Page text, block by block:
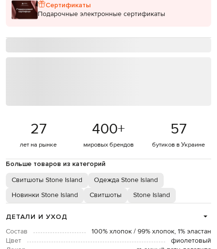
Сертификаты
Подарочные электронные сертификаты
27
лет на рынке
400+
мировых брендов
57
бутиков в Украине
Больше товаров из категорий
Свитшоты Stone Island
Одежда Stone Island
Новинки Stone Island
Свитшоты Stone Island
ДЕТАЛИ И УХОД
Состав
100% хлопок / 99% хлопок, 1% эластан
Цвет
фиолетовый